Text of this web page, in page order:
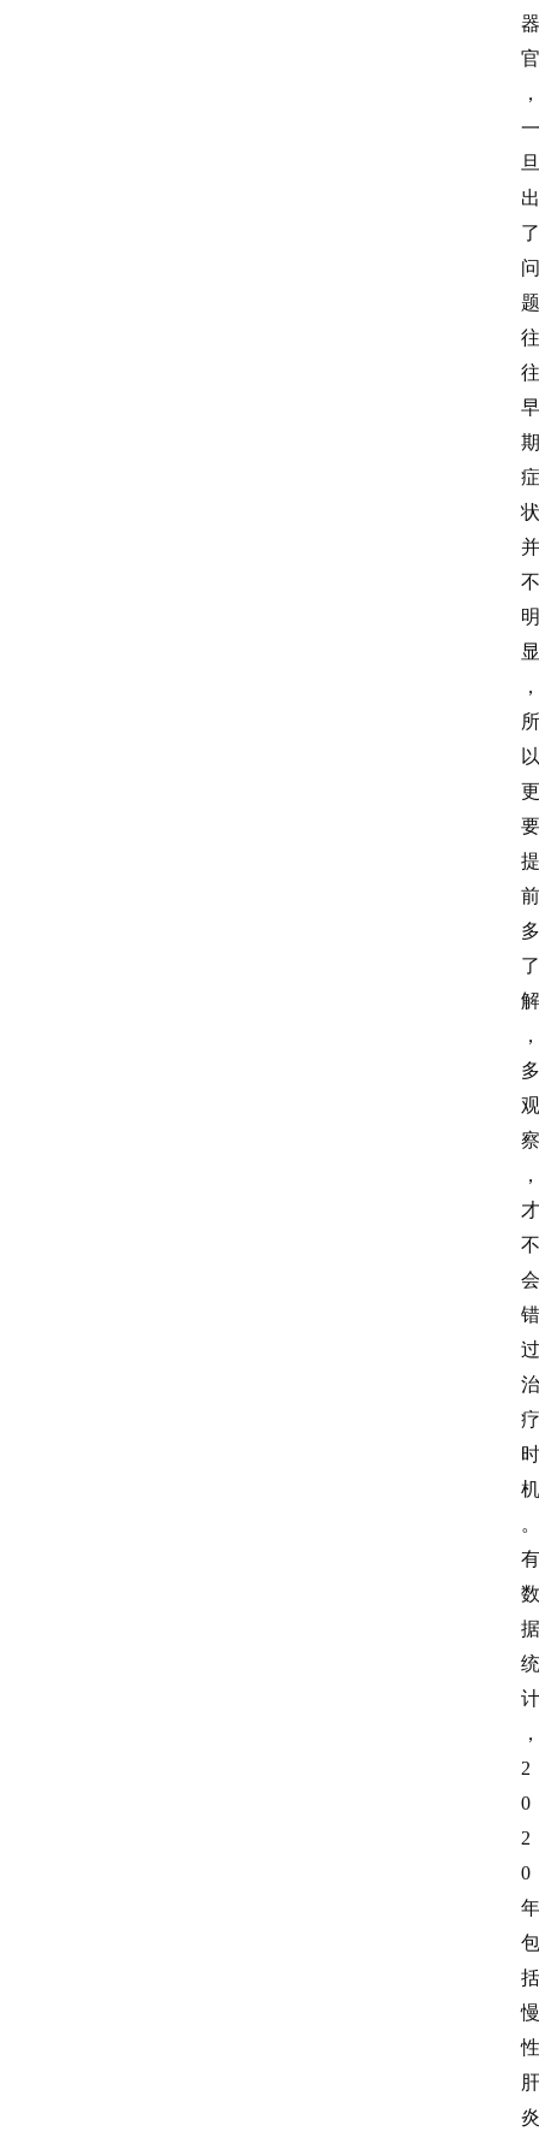
器
官
，
一
旦
出
了
问
题
往
往
早
期
症
状
并
不
明
显
，
所
以
更
要
提
前
多
了
解
，
多
观
察
，
才
不
会
错
过
治
疗
时
机
。
有
数
据
统
计
，
2
0
2
0
年
包
括
慢
性
肝
炎